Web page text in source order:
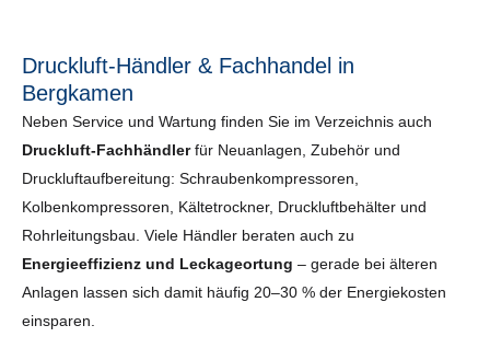
Druckluft-Händler & Fachhandel in
Bergkamen
Neben Service und Wartung finden Sie im Verzeichnis auch
Druckluft-Fachhändlerfür Neuanlagen, Zubehör und
Druckluftaufbereitung: Schraubenkompressoren,
Kolbenkompressoren, Kältetrockner, Druckluftbehälter und
Rohrleitungsbau. Viele Händler beraten auch zu
Energieeffizienz und Leckageortung – gerade bei älteren
Anlagen lassen sich damit häufig 20–30 % der Energiekosten
einsparen.